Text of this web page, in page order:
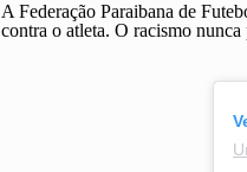
A Federação Paraibana de
contra o atleta. O racismo